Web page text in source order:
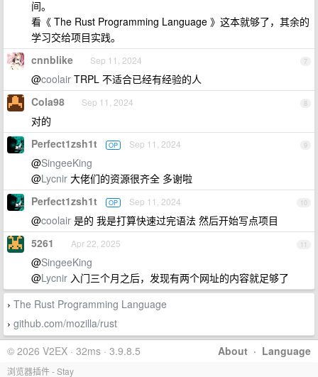
间。
看《 The Rust Programming Language 》这本就够了，其余的
学习交给项目实践。
7
cnnblike Sep 11, 2024
@coolair TRPL 不适合已经有经验的人
8
Cola98 Sep 11, 2024
对的
9
Perfect1zsh1t OP Sep 11, 2024
@SingeeKing
@Lycnir 大佬们的资源很齐全 多谢啦
10
Perfect1zsh1t OP Sep 11, 2024
@coolair 是的 我是打算快速过完语法 然后开始写点项目
11
5261 Apr 22, 2025
@SingeeKing
@Lycnir 入门三个月之后，发现有两个网址的内容就足够了
› The Rust Programming Language
› github.com/mozilla/rust
About · Language
© 2026 V2EX · 32ms · 3.9.8.5
浏览器插件 - Stay